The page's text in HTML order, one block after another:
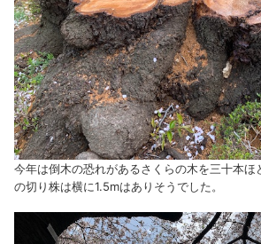
今年は倒木の恐れがあるさくらの木を三十本ほ
の切り株は横に1.5mはありそうでした。